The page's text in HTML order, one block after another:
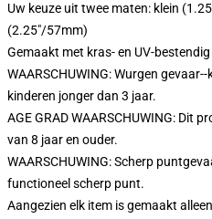
Uw keuze uit twee maten: klein
(2.25"/57mm)
Gemaakt met kras- en UV-
WAARSCHUWING: Wurgen
kinderen jonger dan 3 jaar.
AGE GRAD WAARSCHUWING: Dit
van 8 jaar en ouder.
WAARSCHUWING: Scherp
functioneel scherp punt.
Aangezien elk item is gemaakt